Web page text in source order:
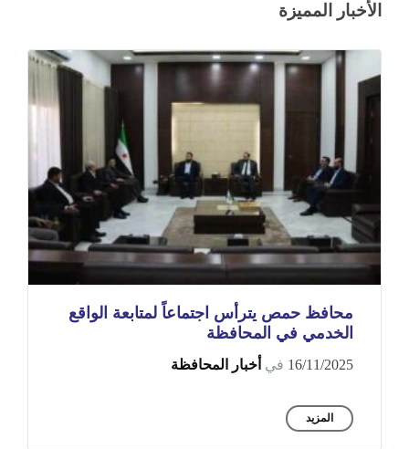
الأخبار المميزة
محافظ حمص يترأس اجتماعاً لمتابعة الواقع
الخدمي في المحافظة
16/11/2025 في أخبار المحافظة
المزيد